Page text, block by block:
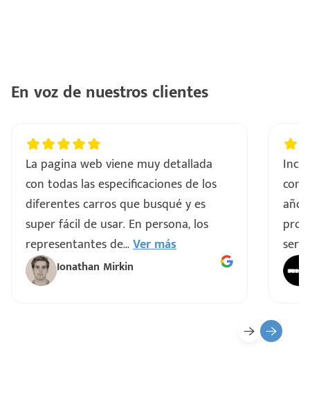
En voz de nuestros clientes
La pagina web viene muy detallada
con todas las especificaciones de los
diferentes carros que busqué y es
super fácil de usar. En persona, los
representantes de...Ver más
Ionathan Mirkin